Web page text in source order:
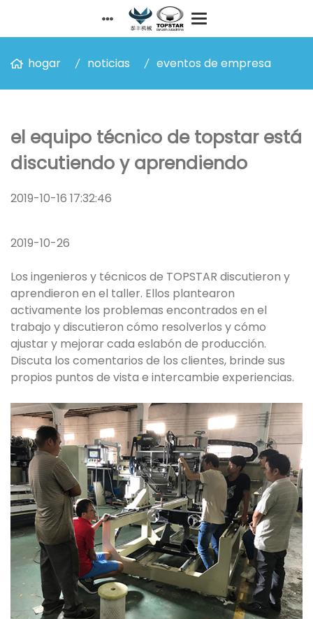
hogar noticias eventos de empresa
el equipo técnico de topstar está
discutiendo y aprendiendo
2019-10-16 17:32:46
2019-10-26
Los ingenieros y técnicos de TOPSTAR discutieron y
aprendieron en el taller. Ellos plantearon
activamente los problemas encontrados en el
trabajo y discutieron cómo resolverlos y cómo
ajustar y mejorar cada eslabón de producción.
Discuta los comentarios de los clientes, brinde sus
propios puntos de vista e intercambie experiencias.